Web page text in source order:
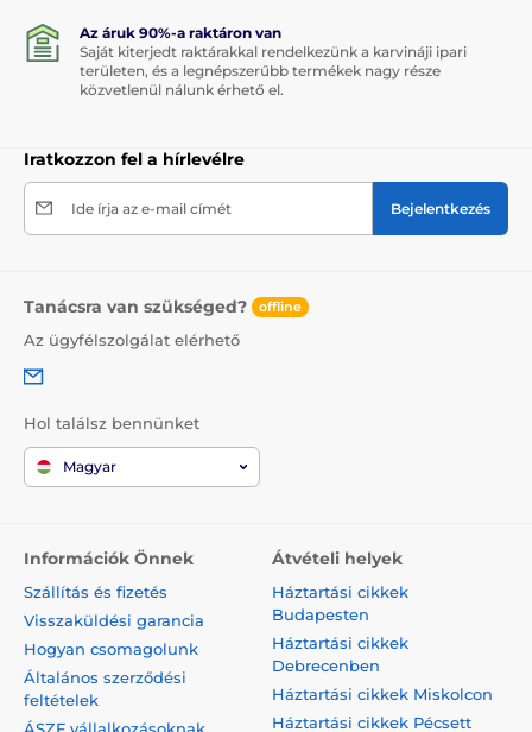
Az áruk 90%-a raktáron van
Saját kiterjedt raktárakkal rendelkezünk a karvináji ipari
területen, és a legnépszerűbb termékek nagy része
közvetlenül nálunk érhető el.
Iratkozzon fel a hírlevélre
Ide írja az e-mail címét Bejelentkezés
Tanácsra van szükséged? offline
Az ügyfélszolgálat elérhető
Hol találsz bennünket
Magyar
Információk Önnek
Szállítás és fizetés
Visszaküldési garancia
Hogyan csomagolunk
Általános szerződési
feltételek
Átvételi helyek
Háztartási cikkek
Budapesten
Háztartási cikkek
Debrecenben
Háztartási cikkek Miskolcon
Háztartási cikkek Pécsett